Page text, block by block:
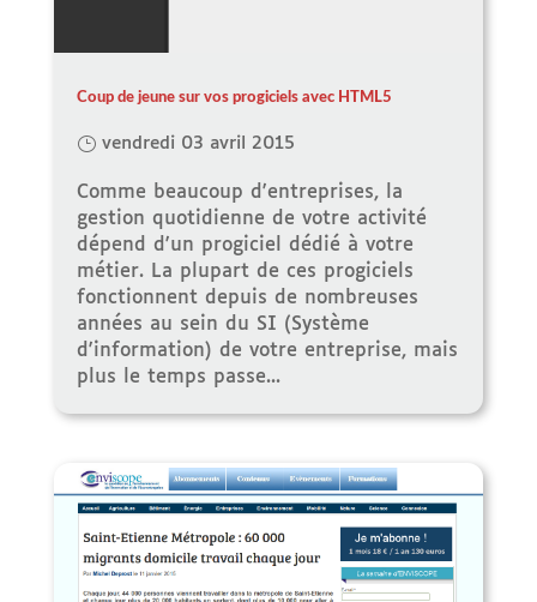
Coup de jeune sur vos progiciels avec HTML5
vendredi 03 avril 2015
Comme beaucoup d'entreprises, la
gestion quotidienne de votre activité
dépend d'un progiciel dédié à votre
métier. La plupart de ces progiciels
fonctionnent depuis de nombreuses
années au sein du SI (Système
d'information) de votre entreprise, mais
plus le temps passe...